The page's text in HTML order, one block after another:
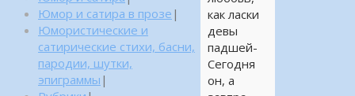
как ласки
девы
падшей-
Сегодня
он, а
Юмор и сатира в прозе |
Юмористические и
сатирические стихи, басни,
пародии, шутки,
эпиграммы |